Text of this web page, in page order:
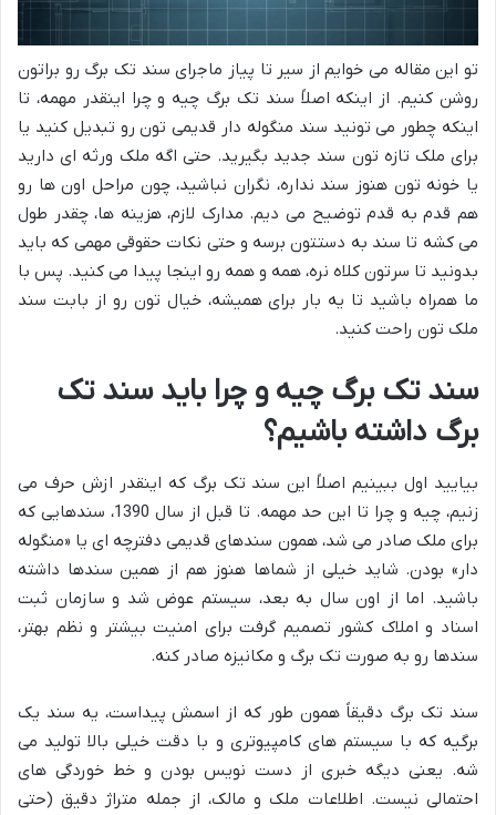
تو این مقاله می خوایم از سیر تا پیاز ماجرای سند تک برگ رو براتون
روشن کنیم. از اینکه اصلاً سند تک برگ چیه و چرا اینقدر مهمه، تا
اینکه چطور می تونید سند منگوله دار قدیمی تون رو تبدیل کنید یا
برای ملک تازه تون سند جدید بگیرید. حتی اگه ملک ورثه ای دارید
یا خونه تون هنوز سند نداره، نگران نباشید، چون مراحل اون ها رو
هم قدم به قدم توضیح می دیم. مدارک لازم، هزینه ها، چقدر طول
می کشه تا سند به دستتون برسه و حتی نکات حقوقی مهمی که باید
بدونید تا سرتون کلاه نره، همه و همه رو اینجا پیدا می کنید. پس با
ما همراه باشید تا یه بار برای همیشه، خیال تون رو از بابت سند
ملک تون راحت کنید.
سند تک برگ چیه و چرا باید سند تک
برگ داشته باشیم؟
بیایید اول ببینیم اصلاً این سند تک برگ که اینقدر ازش حرف می
زنیم، چیه و چرا تا این حد مهمه. تا قبل از سال 1390، سندهایی که
برای ملک صادر می شد، همون سندهای قدیمی دفترچه ای یا «منگوله
دار» بودن. شاید خیلی از شماها هنوز هم از همین سندها داشته
باشید. اما از اون سال به بعد، سیستم عوض شد و سازمان ثبت
اسناد و املاک کشور تصمیم گرفت برای امنیت بیشتر و نظم بهتر،
سندها رو به صورت تک برگ و مکانیزه صادر کنه.
سند تک برگ دقیقاً همون طور که از اسمش پیداست، یه سند یک
برگیه که با سیستم های کامپیوتری و با دقت خیلی بالا تولید می
شه. یعنی دیگه خبری از دست نویس بودن و خط خوردگی های
احتمالی نیست. اطلاعات ملک و مالک، از جمله متراژ دقیق (حتی